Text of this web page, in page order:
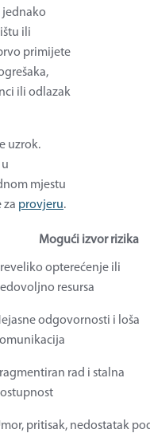
jednako
ili
primijete
ili odlazak
uzrok.
mjestu
za provjeru.
Mogući izvor rizika
opterećenje ili
resursa
odgovornosti i loša
rad i stalna
pritisak, nedostatak